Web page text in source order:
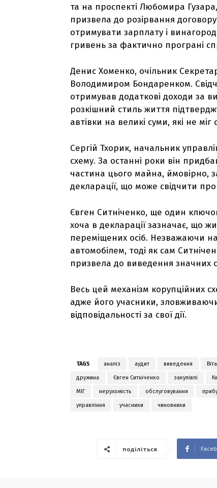
та на проспекті Любомира
призвела до розірвання
отримувати зарплату і
гривень за фактично програні
Денис Хоменко, очільник
Володимиром Бондаренком.
отримував додаткові доходи за
розкішний стиль життя
автівки на великі суми, які не
Сергій Тхорик, начальник
схему. За останні роки він
частина цього майна, ймовірно,
декларації, що може свідчити
Євген Ситніченко, ще один
хоча в декларації зазначає, що
переміщених осіб. Незважаючи
автомобілем, тоді як сам
призвела до виведення значних
Весь цей механізм корупційних
адже його учасники,
відповідальності за свої дії.
TAGS аналіз аудит виведення
дружина Євген Ситніченко закупівлі
МІГ нерухомість обслуговування
управління учасники чиновники
поділіться